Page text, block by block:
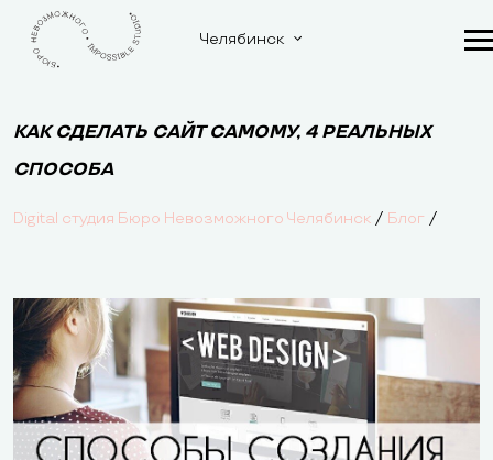
Челябинск
КАК СДЕЛАТЬ САЙТ САМОМУ, 4 РЕАЛЬНЫХ
СПОСОБА
Digital студия Бюро Невозможного Челябинск / Блог /